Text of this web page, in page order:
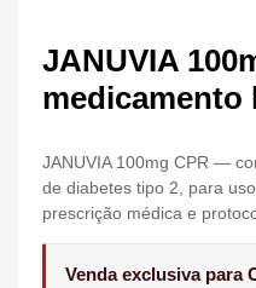
JANUVIA
medicamento
JANUVIA 100mg CPR —
de diabetes tipo 2, para
prescrição médica e
Venda exclusiva para